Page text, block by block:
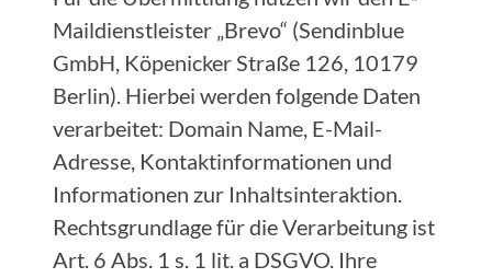
Maildienstleister „Brevo“ (Sendinblue
GmbH, Köpenicker Straße 126, 10179
Berlin). Hierbei werden folgende Daten
verarbeitet: Domain Name, E-Mail-
Adresse, Kontaktinformationen und
Informationen zur Inhaltsinteraktion.
Rechtsgrundlage für die Verarbeitung ist
Art. 6 Abs. 1 s. 1 lit. a DSGVO. Ihre